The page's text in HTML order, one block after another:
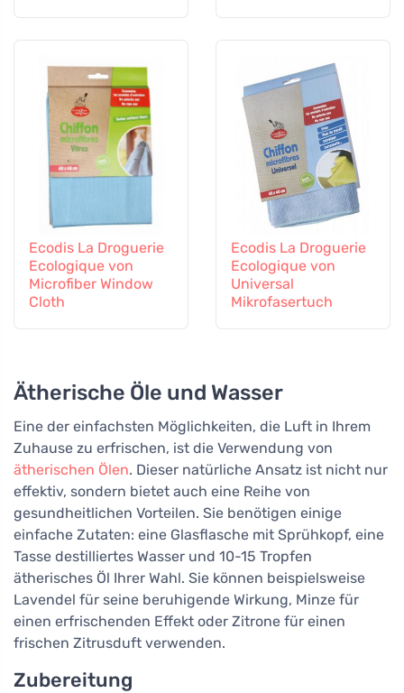
Ecodis La Droguerie
Ecologique von
Microfiber Window
Cloth
Ecodis La Droguerie
Ecologique von
Universal
Mikrofasertuch
Ätherische Öle und Wasser
Eine der einfachsten Möglichkeiten, die Luft in Ihrem
Zuhause zu erfrischen, ist die Verwendung von
ätherischen Ölen. Dieser natürliche Ansatz ist nicht nur
effektiv, sondern bietet auch eine Reihe von
gesundheitlichen Vorteilen. Sie benötigen einige
einfache Zutaten: eine Glasflasche mit Sprühkopf, eine
Tasse destilliertes Wasser und 10-15 Tropfen
ätherisches Öl Ihrer Wahl. Sie können beispielsweise
Lavendel für seine beruhigende Wirkung, Minze für
einen erfrischenden Effekt oder Zitrone für einen
frischen Zitrusduft verwenden.
Zubereitung